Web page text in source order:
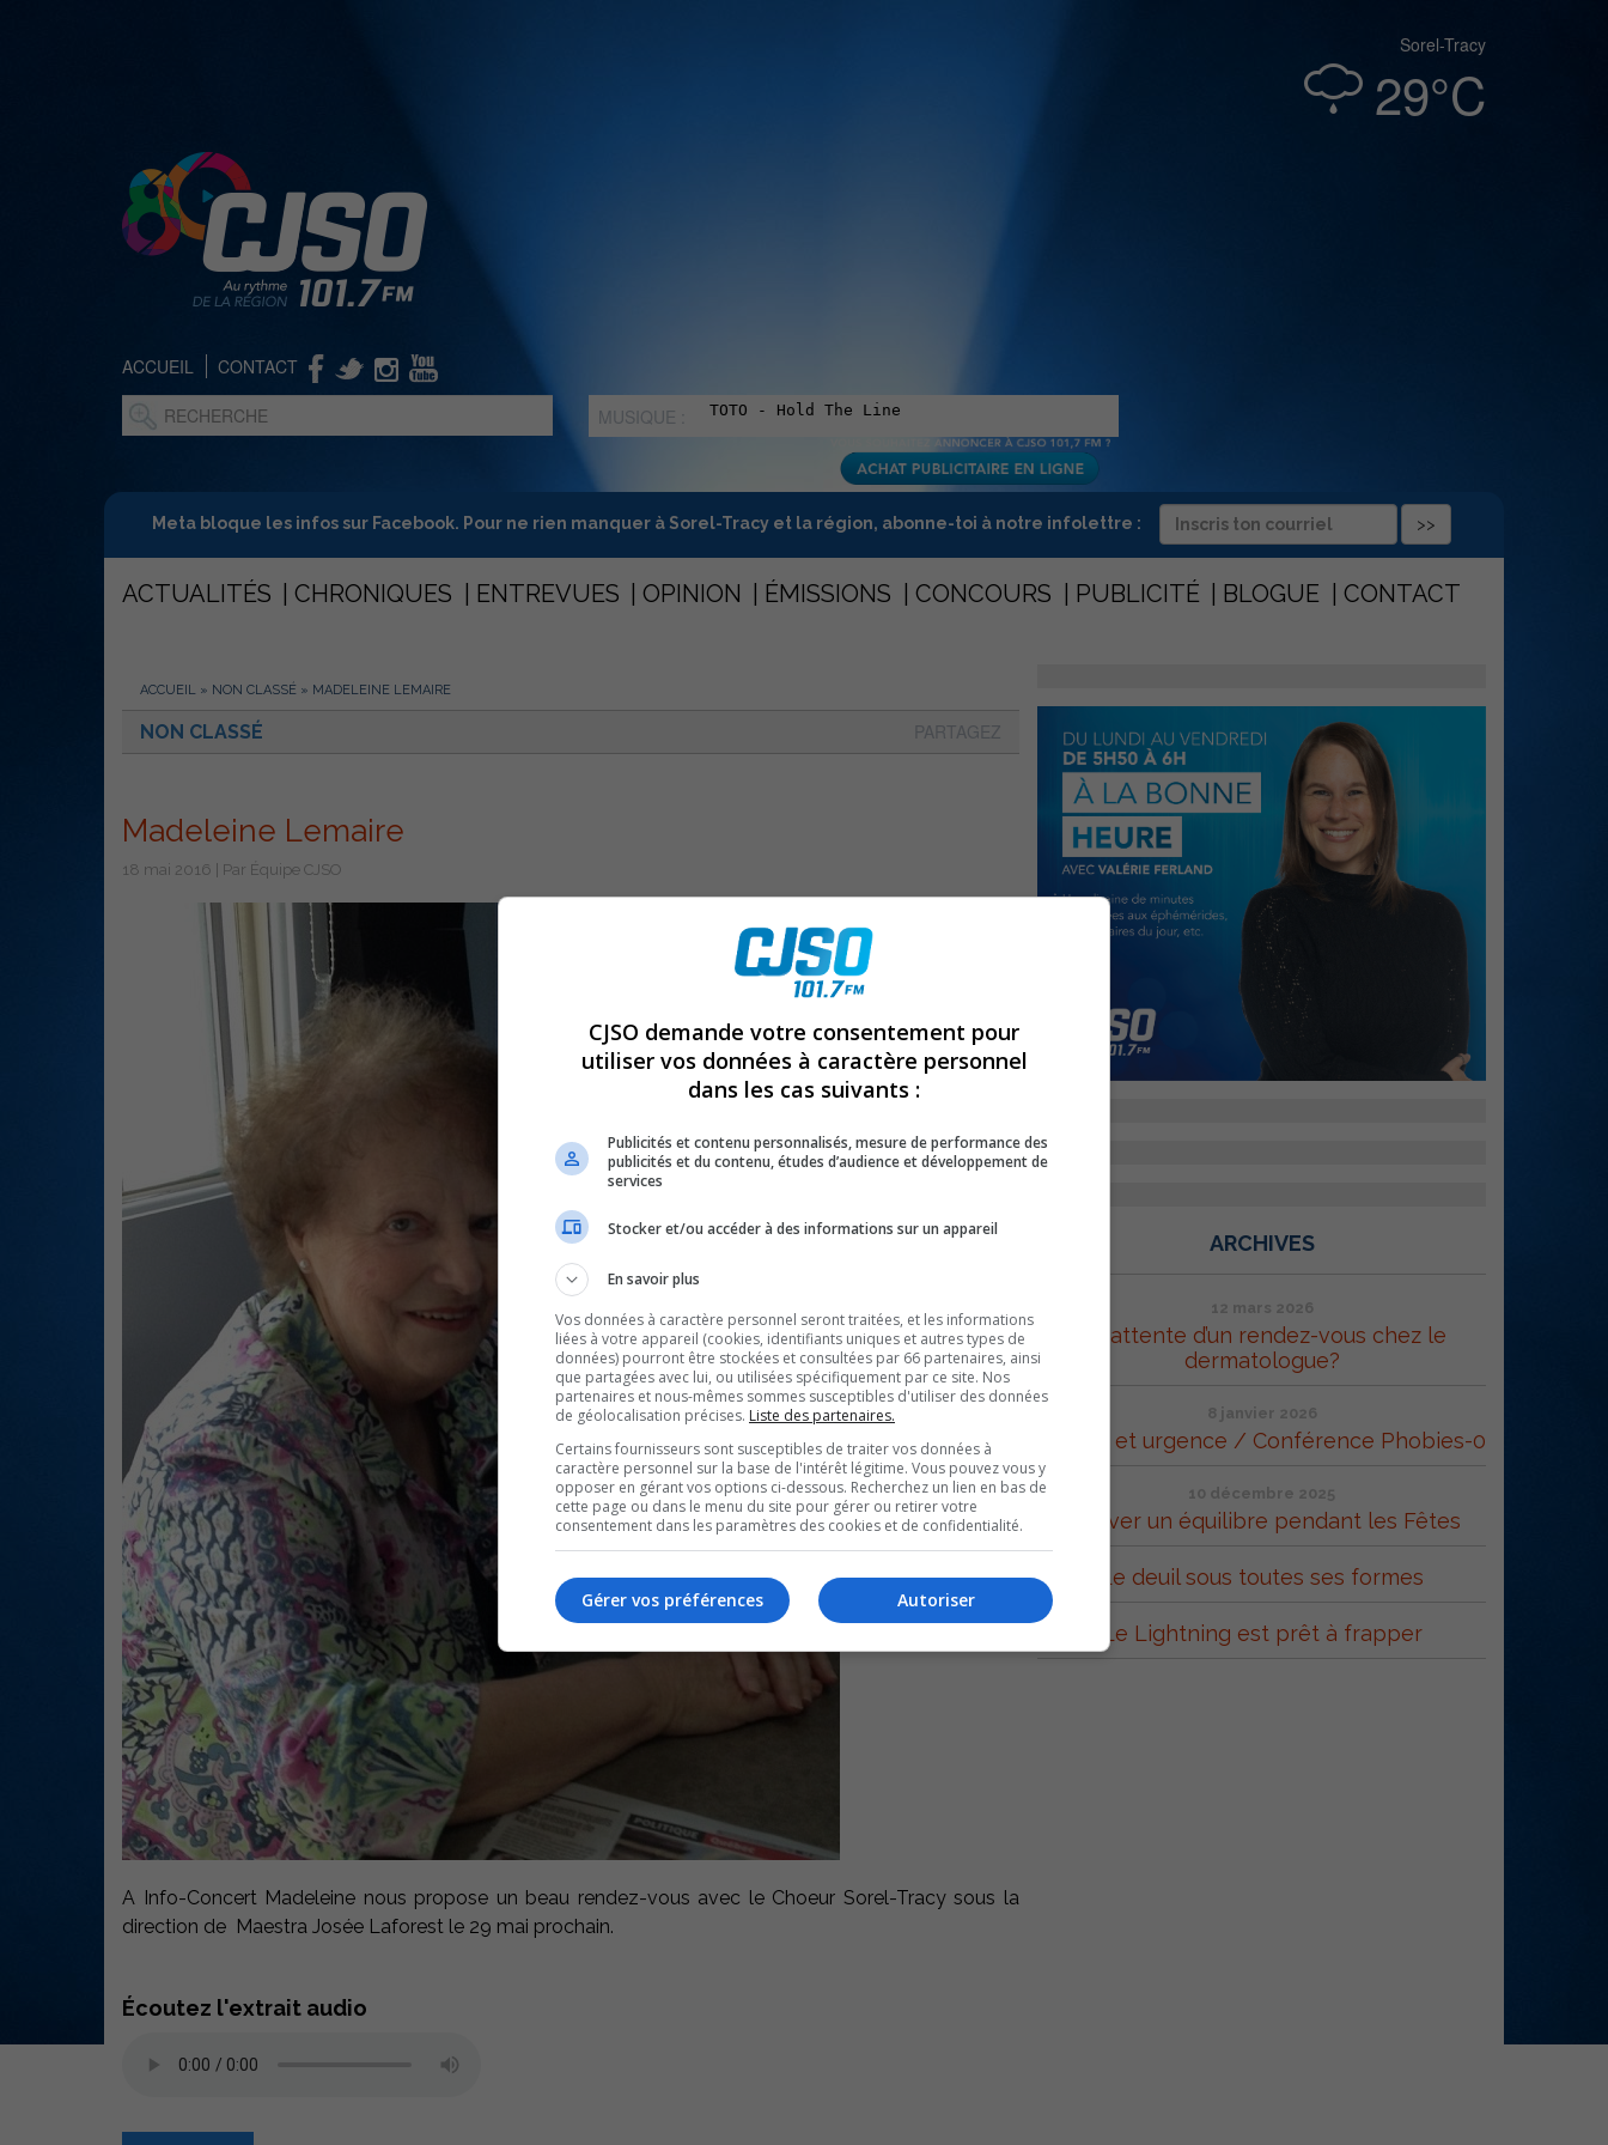
Sorel-Tracy
29°C
ACCUEIL CONTACT
MUSIQUE :
Meta bloque les infos sur Facebook. Pour ne rien manquer à Sorel-Tracy et la région, abonne-toi à notre infolettre :
ACTUALITÉS CHRONIQUES ENTREVUES OPINION ÉMISSIONS CONCOURS PUBLICITÉ BLOGUE CONTACT
ACCUEIL » NON CLASSÉ » MADELEINE LEMAIRE
NON CLASSÉ PARTAGEZ
Madeleine Lemaire
18 mai 2016 | Par Équipe CJSO
A Info-Concert Madeleine nous propose un beau rendez-vous avec le Choeur Sorel-Tracy sous la
direction de Maestra Josée Laforest le 29 mai prochain.
Écoutez l'extrait audio
ARCHIVES
12 mars 2026
En attente d’un rendez-vous chez le
dermatologue?
8 janvier 2026
Grippe et urgence / Conférence Phobies-0
10 décembre 2025
Trouver un équilibre pendant les Fêtes
Le deuil sous toutes ses formes
Le Lightning est prêt à frapper
CJSO demande votre consentement pour
utiliser vos données à caractère personnel
dans les cas suivants :
Publicités et contenu personnalisés, mesure de performance des
publicités et du contenu, études d’audience et développement de
services
Stocker et/ou accéder à des informations sur un appareil
En savoir plus
Vos données à caractère personnel seront traitées, et les informations
liées à votre appareil (cookies, identifiants uniques et autres types de
données) pourront être stockées et consultées par 66 partenaires, ainsi
que partagées avec lui, ou utilisées spécifiquement par ce site. Nos
partenaires et nous-mêmes sommes susceptibles d'utiliser des données
de géolocalisation précises. Liste des partenaires.
Certains fournisseurs sont susceptibles de traiter vos données à
caractère personnel sur la base de l'intérêt légitime. Vous pouvez vous y
opposer en gérant vos options ci-dessous. Recherchez un lien en bas de
cette page ou dans le menu du site pour gérer ou retirer votre
consentement dans les paramètres des cookies et de confidentialité.
Autoriser
Gérer vos préférences